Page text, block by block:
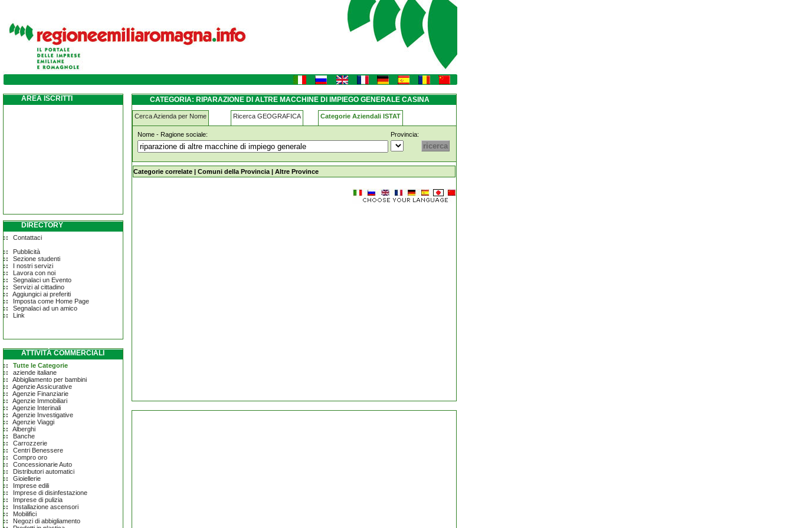
riparazione-di-altre-macchine-di-impiego-generale casina
AREA ISCRITTI
DIRECTORY
Contattaci
Pubblicità
Sezione studenti
I nostri servizi
Lavora con noi
Segnalaci un Evento
Servizi al cittadino
Aggiungici ai preferiti
Imposta come Home Page
Segnalaci ad un amico
Link
ATTIVITÀ COMMERCIALI
Tutte le Categorie
aziende italiane
Abbigliamento per bambini
Agenzie Assicurative
Agenzie Finanziarie
Agenzie Immobiliari
Agenzie Interinali
Agenzie Investigative
Agenzie Viaggi
Alberghi
Banche
Carrozzerie
Centri Benessere
Compro oro
Concessionarie Auto
Distributori automatici
Gioiellerie
Imprese edili
Imprese di disinfestazione
Imprese di pulizia
Installazione ascensori
Mobilifici
Negozi di abbigliamento
CATEGORIA: RIPARAZIONE DI ALTRE MACCHINE DI IMPIEGO GENERALE CASINA
Cerca Azienda per Nome Ricerca GEOGRAFICA Categorie Aziendali ISTAT
Nome - Ragione sociale: Provincia:
riparazione-di-altre-macchine-di-impiego-generale casina
Categorie correlate | Comuni della Provincia | Altre Province